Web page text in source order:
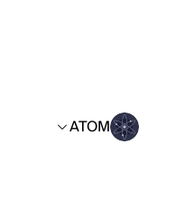
ATOM